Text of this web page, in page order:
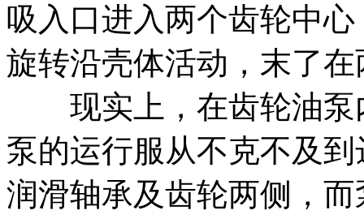
吸入口进入两个齿轮中
旋转沿壳体活动，末了
现实上，在齿轮油泵
泵的运行服从不克不及
润滑轴承及齿轮两侧，